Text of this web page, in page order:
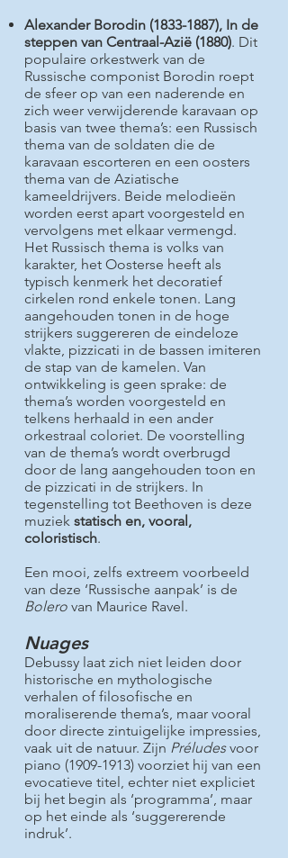
Alexander Borodin (1833-1887), In de
steppen van Centraal-Azië (1880). Dit
populaire orkestwerk van de
Russische componist Borodin roept
de sfeer op van een naderende en
zich weer verwijderende karavaan op
basis van twee thema’s: een Russisch
thema van de soldaten die de
karavaan escorteren en een oosters
thema van de Aziatische
kameeldrijvers. Beide melodieën
worden eerst apart voorgesteld en
vervolgens met elkaar vermengd.
Het Russisch thema is volks van
karakter, het Oosterse heeft als
typisch kenmerk het decoratief
cirkelen rond enkele tonen. Lang
aangehouden tonen in de hoge
strijkers suggereren de eindeloze
vlakte, pizzicati in de bassen imiteren
de stap van de kamelen. Van
ontwikkeling is geen sprake: de
thema’s worden voorgesteld en
telkens herhaald in een ander
orkestraal coloriet. De voorstelling
van de thema’s wordt overbrugd
door de lang aangehouden toon en
de pizzicati in de strijkers. In
tegenstelling tot Beethoven is deze
muziek statisch en, vooral,
coloristisch.
Een mooi, zelfs extreem voorbeeld
van deze ‘Russische aanpak’ is de
Bolero van Maurice Ravel.
Nuages
Debussy laat zich niet leiden door
historische en mythologische
verhalen of filosofische en
moraliserende thema’s, maar vooral
door directe zintuigelijke impressies,
vaak uit de natuur. Zijn Préludesvoor
piano (1909-1913) voorziet hij van een
evocatieve titel, echter niet expliciet
bij het begin als ‘programma’, maar
op het einde als ‘suggererende
indruk’.